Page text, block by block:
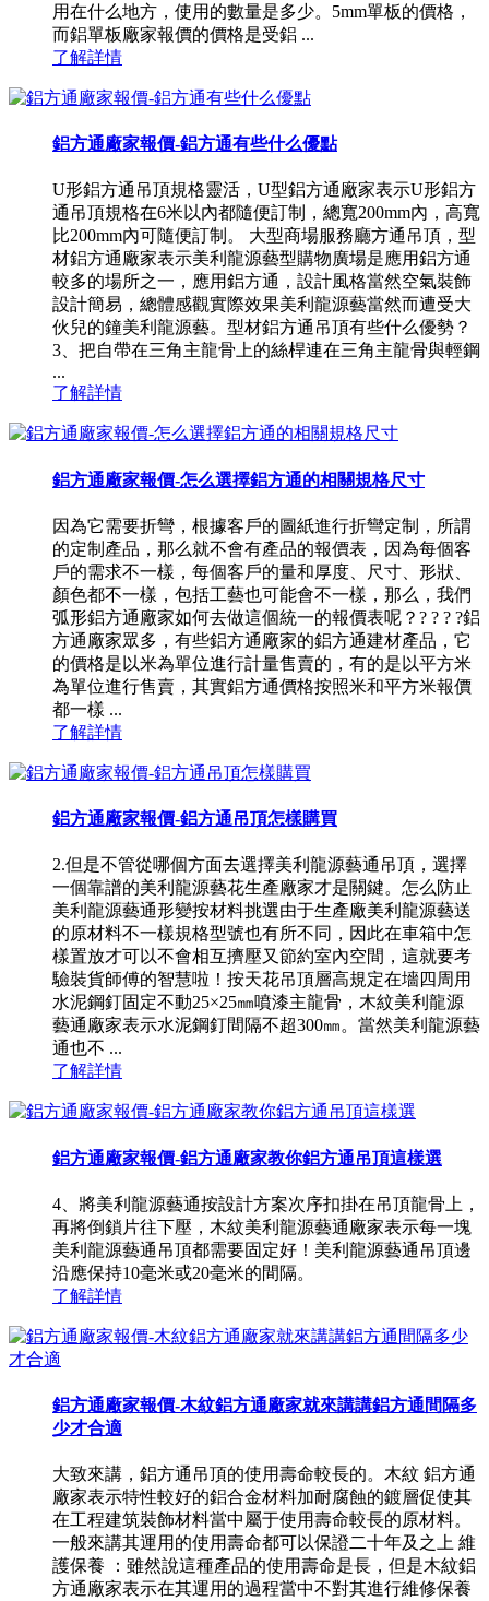
用在什么地方，使用的數量是多少。5mm單板的價格，
而鋁單板廠家報價的價格是受鋁 ...
了解詳情
鋁方通廠家報價-鋁方通有些什么優點
U形鋁方通吊頂規格靈活，U型鋁方通廠家表示U形鋁方
通吊頂規格在6米以內都隨便訂制，總寬200mm內，高寬
比200mm內可隨便訂制。 大型商場服務廳方通吊頂，型
材鋁方通廠家表示美利龍源藝型購物廣場是應用鋁方通
較多的場所之一，應用鋁方通，設計風格當然空氣裝飾
設計簡易，總體感觀實際效果美利龍源藝當然而遭受大
伙兒的鐘美利龍源藝。型材鋁方通吊頂有些什么優勢？
3、把自帶在三角主龍骨上的絲桿連在三角主龍骨與輕鋼
...
了解詳情
鋁方通廠家報價-怎么選擇鋁方通的相關規格尺寸
因為它需要折彎，根據客戶的圖紙進行折彎定制，所謂
的定制產品，那么就不會有產品的報價表，因為每個客
戶的需求不一樣，每個客戶的量和厚度、尺寸、形狀、
顏色都不一樣，包括工藝也可能會不一樣，那么，我們
弧形鋁方通廠家如何去做這個統一的報價表呢？? ? ? ?鋁
方通廠家眾多，有些鋁方通廠家的鋁方通建材產品，它
的價格是以米為單位進行計量售賣的，有的是以平方米
為單位進行售賣，其實鋁方通價格按照米和平方米報價
都一樣 ...
了解詳情
鋁方通廠家報價-鋁方通吊頂怎樣購買
2.但是不管從哪個方面去選擇美利龍源藝通吊頂，選擇
一個靠譜的美利龍源藝花生產廠家才是關鍵。怎么防止
美利龍源藝通形變按材料挑選由于生產廠美利龍源藝送
的原材料不一樣規格型號也有所不同，因此在車箱中怎
樣置放才可以不會相互擠壓又節約室內空間，這就要考
驗裝貨師傅的智慧啦！按天花吊頂層高規定在墻四周用
水泥鋼釘固定不動25×25㎜噴漆主龍骨，木紋美利龍源
藝通廠家表示水泥鋼釘間隔不超300㎜。當然美利龍源藝
通也不 ...
了解詳情
鋁方通廠家報價-鋁方通廠家教你鋁方通吊頂這樣選
4、將美利龍源藝通按設計方案次序扣掛在吊頂龍骨上，
再將倒鎖片往下壓，木紋美利龍源藝通廠家表示每一塊
美利龍源藝通吊頂都需要固定好！美利龍源藝通吊頂邊
沿應保持10毫米或20毫米的間隔。
了解詳情
鋁方通廠家報價-木紋鋁方通廠家就來講講鋁方通間隔多
少才合適
大致來講，鋁方通吊頂的使用壽命較長的。木紋 鋁方通
廠家表示特性較好的鋁合金材料加耐腐蝕的鍍層促使其
在工程建筑裝飾材料當中屬于使用壽命較長的原材料。
一般來講其運用的使用壽命都可以保證二十年及之上 維
護保養 ：雖然說這種產品的使用壽命是長，但是木紋鋁
方通廠家表示在其運用的過程當中不對其進行維修保養